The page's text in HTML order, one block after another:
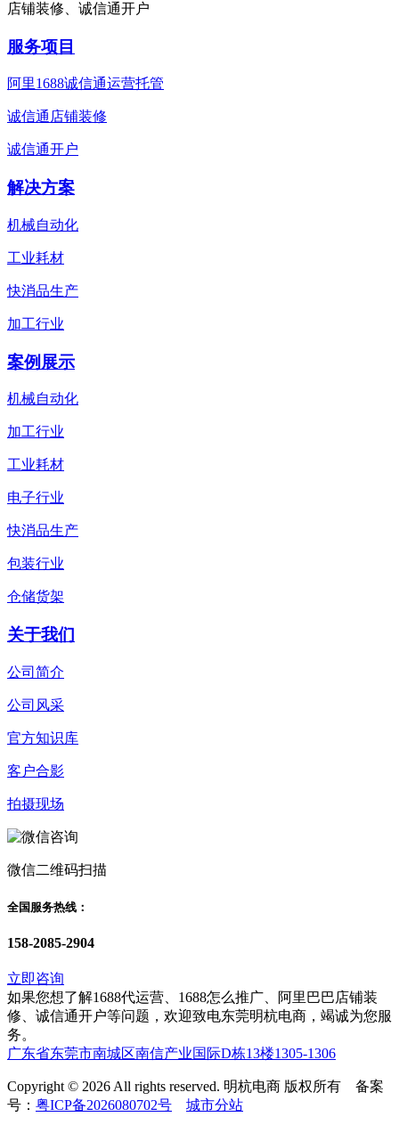
店铺装修、诚信通开户
服务项目
阿里1688诚信通运营托管
诚信通店铺装修
诚信通开户
解决方案
机械自动化
工业耗材
快消品生产
加工行业
案例展示
机械自动化
加工行业
工业耗材
电子行业
快消品生产
包装行业
仓储货架
关于我们
公司简介
公司风采
官方知识库
客户合影
拍摄现场
微信二维码扫描
全国服务热线：
158-2085-2904
立即咨询
如果您想了解1688代运营、1688怎么推广、阿里巴巴店铺装
修、诚信通开户等问题，欢迎致电东莞明杭电商，竭诚为您服
务。
广东省东莞市南城区南信产业国际D栋13楼1305-1306
Copyright © 2026 All rights reserved. 明杭电商 版权所有 备案
号： 粤ICP备2026080702号 城市分站